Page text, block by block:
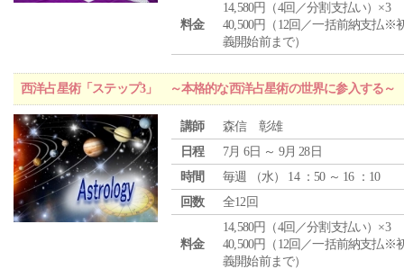
料金
14,580円（4回／分割支払い）×3
40,500円（12回／一括前納支払※
義開始前まで）
西洋占星術「ステップ3」 ～本格的な西洋占星術の世界に参入する～
講師
森信 彰雄
日程
7月 6日 ～ 9月 28日
時間
毎週 （水） 14 ：50 ～ 16 ：10
回数
全12回
料金
14,580円（4回／分割支払い）×3
40,500円（12回／一括前納支払※
義開始前まで）